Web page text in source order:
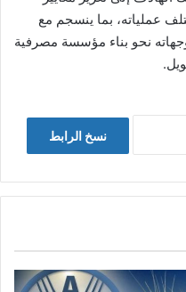
عملياته، بما ينسجم مع
نحو بناء مؤسسة مصرفية
نسخ الرابط